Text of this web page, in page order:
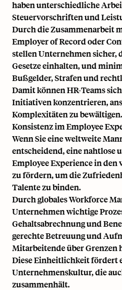
haben unterschiedliche
Steuervorschriften und
Durch die Zusammenarbeit
Employer of Record oder
stellen Unternehmen sicher,
Gesetze einhalten, und
Bußgelder, Strafen und
Damit können HR-Teams
Initiativen konzentrieren,
Komplexitäten zu bewältigen.
Konsistenz im Employee
Wenn Sie eine weltweite
entscheidend, eine nahtlose
Employee Experience in den
zu fördern, um die
Talente zu binden.
Durch globales Workforce
Unternehmen wichtige
Gehaltsabrechnung und
gerechte Betreuung und
Mitarbeitende über Grenzen
Diese Einheitlichkeit fördert
Unternehmenskultur, die
zusammenhält.